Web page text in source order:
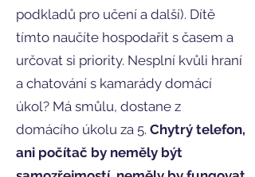
podkladů pro učení a další). Dítě
tímto naučíte hospodařit s časem a
určovat si priority. Nesplní kvůli hraní
a chatování s kamarády domácí
úkol? Má smůlu, dostane z
domácího úkolu za 5. Chytrý telefon,
ani počítač by neměly být